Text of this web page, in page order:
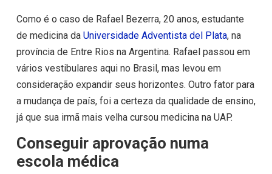
Como é o caso de Rafael Bezerra, 20 anos, estudante
de medicina da Universidade Adventista del Plata, na
província de Entre Rios na Argentina. Rafael passou em
vários vestibulares aqui no Brasil, mas levou em
consideração expandir seus horizontes. Outro fator para
a mudança de país, foi a certeza da qualidade de ensino,
já que sua irmã mais velha cursou medicina na UAP.
Conseguir aprovação numa
escola médica